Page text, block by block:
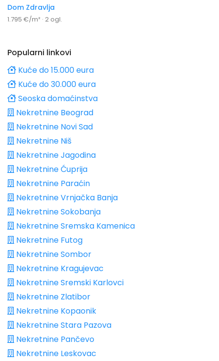
Dom Zdravlja
1.795 €/m² · 2 ogl.
Popularni linkovi
Kuće do 15.000 eura
Kuće do 30.000 eura
Seoska domaćinstva
Nekretnine Beograd
Nekretnine Novi Sad
Nekretnine Niš
Nekretnine Jagodina
Nekretnine Ćuprija
Nekretnine Paraćin
Nekretnine Vrnjačka Banja
Nekretnine Sokobanja
Nekretnine Sremska Kamenica
Nekretnine Futog
Nekretnine Sombor
Nekretnine Kragujevac
Nekretnine Sremski Karlovci
Nekretnine Zlatibor
Nekretnine Kopaonik
Nekretnine Stara Pazova
Nekretnine Pančevo
Nekretnine Leskovac